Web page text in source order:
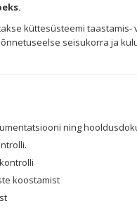
küttesüsteemi taastamis-
seisukorra ja
ning
koostamist